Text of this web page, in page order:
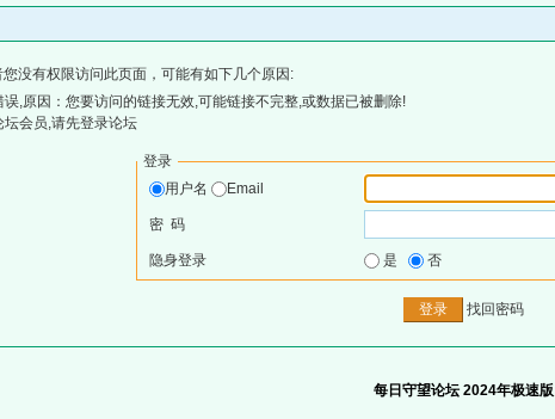
没有权限访问此页面，可能有如下几个原因:
误,原因：您要访问的链接无效,可能链接不完整,或数据已被删除!
坛会员,请先登录论坛
登录
用户名
Email
密 码
隐身登录 是 否
找回密码
每日守望论坛 2024年极速版